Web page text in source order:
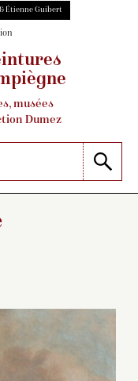
Étienne Guibert
musées
Dumez